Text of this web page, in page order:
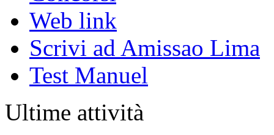
Web link
Scrivi ad Amissao Lima
Test Manuel
Ultime attività